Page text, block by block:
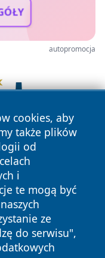
autopromocja
cookies, aby
także plików
od
i
te mogą być
ze
do serwisu",